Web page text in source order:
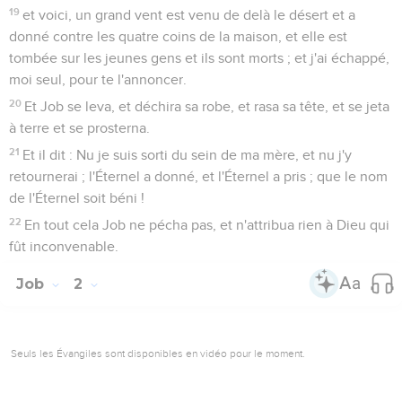
19 et voici, un grand vent est venu de delà le désert et a
donné contre les quatre coins de la maison, et elle est
tombée sur les jeunes gens et ils sont morts ; et j'ai échappé,
moi seul, pour te l'annoncer.
20 Et Job se leva, et déchira sa robe, et rasa sa tête, et se jeta
à terre et se prosterna.
21 Et il dit : Nu je suis sorti du sein de ma mère, et nu j'y
retournerai ; l'Éternel a donné, et l'Éternel a pris ; que le nom
de l'Éternel soit béni !
22 En tout cela Job ne pécha pas, et n'attribua rien à Dieu qui
fût inconvenable.
Job 2
Seuls les Évangiles sont disponibles en vidéo pour le moment.